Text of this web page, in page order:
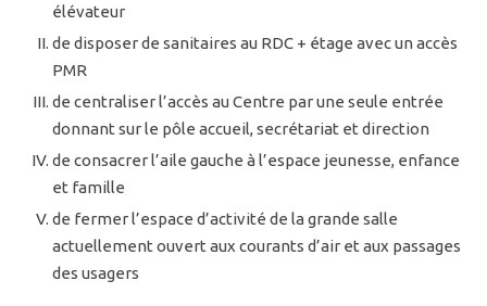
élévateur
de disposer de sanitaires au RDC + étage avec un accès
PMR
de centraliser l’accès au Centre par une seule entrée
donnant sur le pôle accueil, secrétariat et direction
de consacrer l’aile gauche à l’espace jeunesse, enfance
et famille
de fermer l’espace d’activité de la grande salle
actuellement ouvert aux courants d’air et aux passages
des usagers